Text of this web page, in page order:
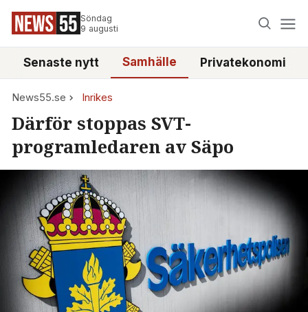
Söndag
9 augusti
Senaste nytt Samhälle Privatekonomi
News55.se Inrikes
Därför stoppas SVT-
programledaren av Säpo